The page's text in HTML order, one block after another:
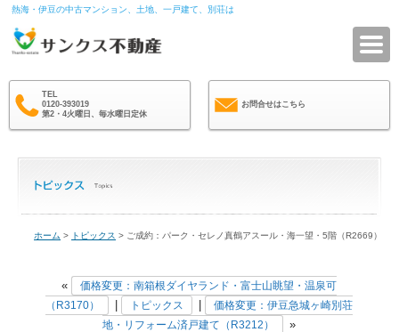
熱海・伊豆の中古マンション、土地、一戸建て、別荘は
TEL
0120-393019
第2・4火曜日、毎水曜日定休
お問合せはこちら
ホーム > トピックス > ご成約：パーク・セレノ真鶴アスール・海一望・5階（R2669）
«
価格変更：南箱根ダイヤランド・富士山眺望・温泉可
（R3170）
トピックス
価格変更：伊豆急城ヶ崎別荘
地・リフォーム済戸建て（R3212）
»